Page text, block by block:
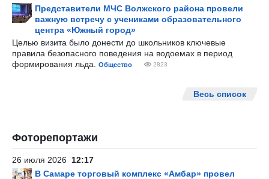
Представители МЧС Волжского района провели
важную встречу с учениками образовательного
центра «Южный город»
Целью визита было донести до школьников ключевые
правила безопасного поведения на водоемах в период
формирования льда.
Общество 2823
Весь список
Фоторепортажи
26 июля 2026 12:17
В Самаре торговый комплекс «Амбар» провел